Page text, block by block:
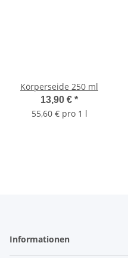
Körperseide 250 ml
13,90 € *
55,60 € pro 1 l
Informationen